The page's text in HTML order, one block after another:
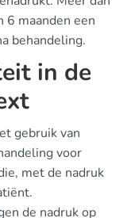
6 maanden een
behandeling.
in de
gebruik van
voor
met de nadruk
de nadruk op